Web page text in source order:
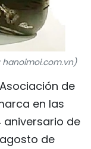
hanoimoi.com.vn)
de
en las
de
de